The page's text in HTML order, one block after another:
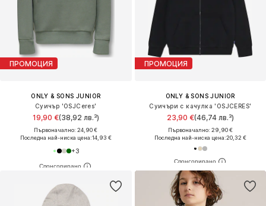
ПРОМОЦИЯ
ONLY & SONS JUNIOR
Суичър 'OSJCeres'
19,90 €(38,92 лв.³)
Първоначално: 24,90 €
Последна най-ниска цена:14,93 €
+3
ПРОМОЦИЯ
ONLY & SONS JUNIOR
Суичъри с качулка 'OSJCERES'
23,90 €(46,74 лв.³)
Първоначално: 29,90 €
Последна най-ниска цена:20,32 €